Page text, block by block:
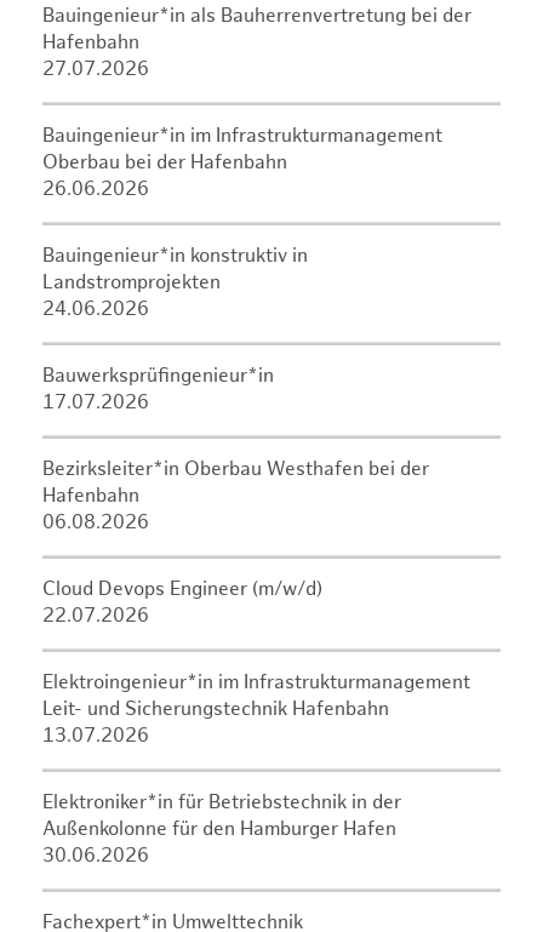
Bauingenieur*in als Bauherrenvertretung bei der
Hafenbahn
27.07.2026
Bauingenieur*in im Infrastrukturmanagement
Oberbau bei der Hafenbahn
26.06.2026
Bauingenieur*in konstruktiv in
Landstromprojekten
24.06.2026
Bauwerksprüfingenieur*in
17.07.2026
Bezirksleiter*in Oberbau Westhafen bei der
Hafenbahn
06.08.2026
Cloud Devops Engineer (m/w/d)
22.07.2026
Elektroingenieur*in im Infrastrukturmanagement
Leit- und Sicherungstechnik Hafenbahn
13.07.2026
Elektroniker*in für Betriebstechnik in der
Außenkolonne für den Hamburger Hafen
30.06.2026
Fachexpert*in Umwelttechnik